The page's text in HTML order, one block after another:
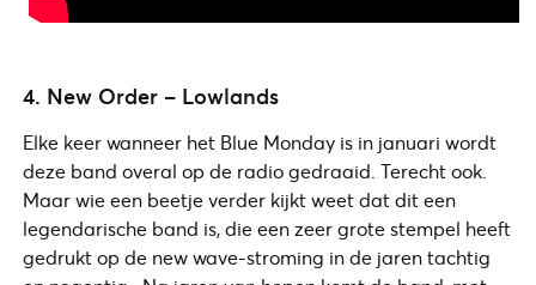
4. New Order – Lowlands
Elke keer wanneer het Blue Monday is in januari wordt
deze band overal op de radio gedraaid. Terecht ook.
Maar wie een beetje verder kijkt weet dat dit een
legendarische band is, die een zeer grote stempel heeft
gedrukt op de new wave-stroming in de jaren tachtig